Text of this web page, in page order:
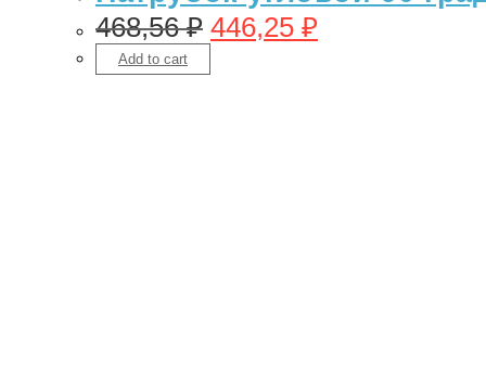
468,56₽ 446,25 ₽
Add to cart